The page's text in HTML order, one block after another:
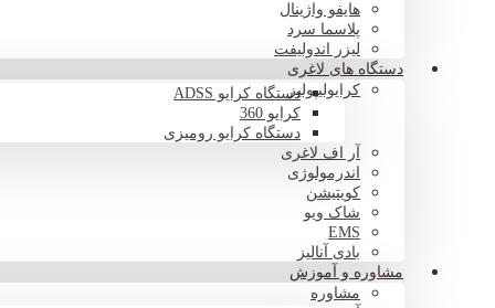
هایفو واژینال
پلاسما سرد
لیزر اندولیفت
دستگاه های لاغری
کرایولیپولیزدستگاه کرایو ADSS
کرایو 360
دستگاه کرایو رومیزی
آر اف لاغری
اندرمولوژی
کویتیشن
شاک ویو
EMS
بادی آنالیز
مشاوره و آموزش
مشاوره